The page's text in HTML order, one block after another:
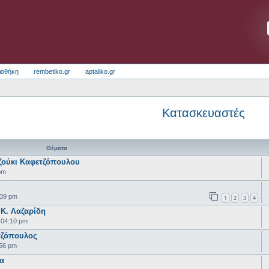
rembetiko.gr aptaliko.gr
Κατασκευαστές
Θέματα
Καφετζόπουλου
pm 1 2 3 4
Λαζαρίδη
pm
pm